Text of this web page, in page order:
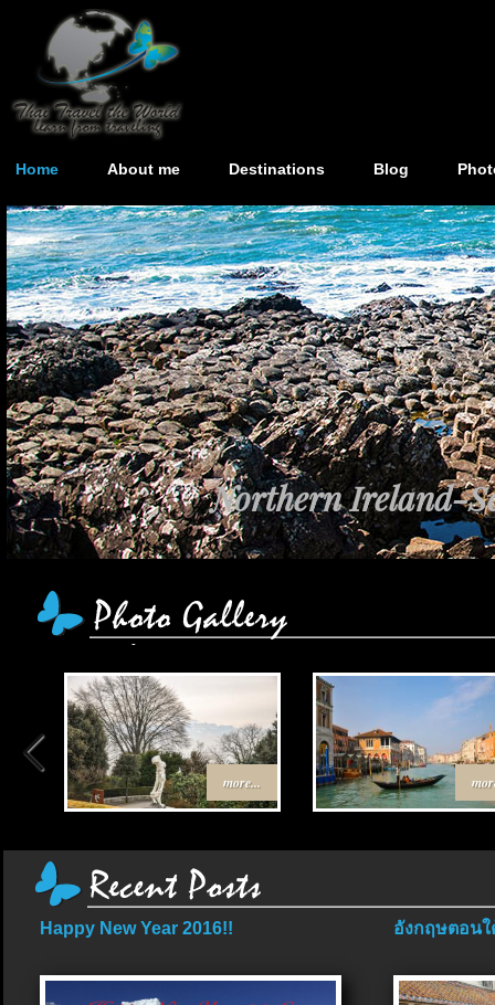
Home About me Destinations Blog
Northern Ireland-
more...
Happy New Year 2016!! อังกฤษตอนใ